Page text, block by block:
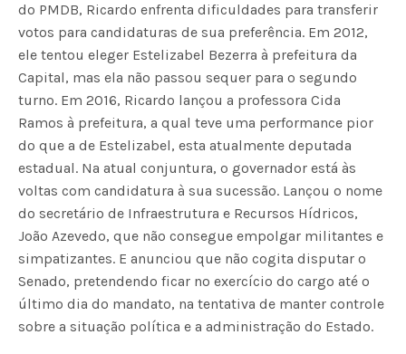
do PMDB, Ricardo enfrenta dificuldades para transferir
votos para candidaturas de sua preferência. Em 2012,
ele tentou eleger Estelizabel Bezerra à prefeitura da
Capital, mas ela não passou sequer para o segundo
turno. Em 2016, Ricardo lançou a professora Cida
Ramos à prefeitura, a qual teve uma performance pior
do que a de Estelizabel, esta atualmente deputada
estadual. Na atual conjuntura, o governador está às
voltas com candidatura à sua sucessão. Lançou o nome
do secretário de Infraestrutura e Recursos Hídricos,
João Azevedo, que não consegue empolgar militantes e
simpatizantes. E anunciou que não cogita disputar o
Senado, pretendendo ficar no exercício do cargo até o
último dia do mandato, na tentativa de manter controle
sobre a situação política e a administração do Estado.